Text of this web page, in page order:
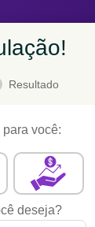
Resultado
você:
deseja?